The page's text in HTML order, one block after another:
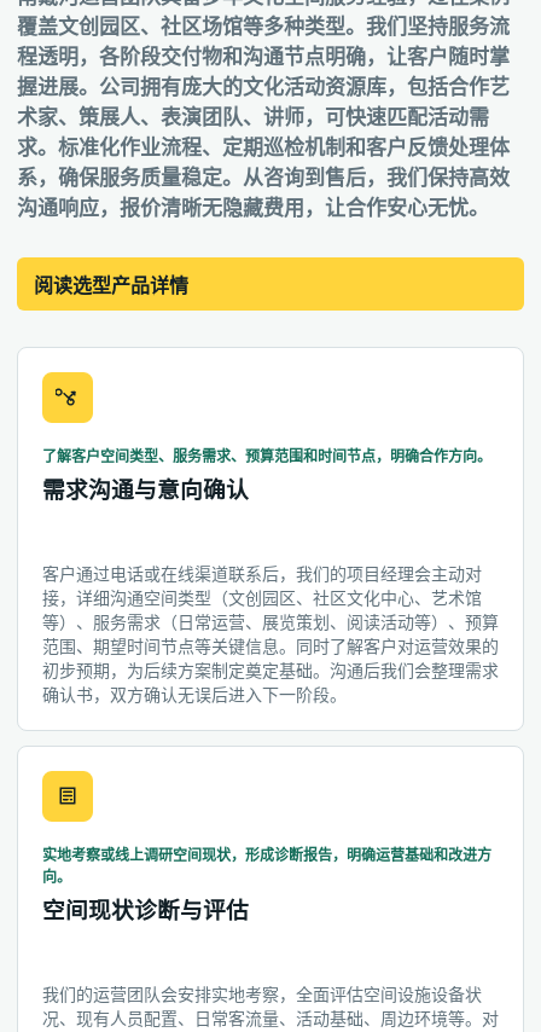
覆盖文创园区、社区场馆等多种类型。我们坚持服务流
程透明，各阶段交付物和沟通节点明确，让客户随时掌
握进展。公司拥有庞大的文化活动资源库，包括合作艺
术家、策展人、表演团队、讲师，可快速匹配活动需
求。标准化作业流程、定期巡检机制和客户反馈处理体
系，确保服务质量稳定。从咨询到售后，我们保持高效
沟通响应，报价清晰无隐藏费用，让合作安心无忧。
阅读选型产品详情
了解客户空间类型、服务需求、预算范围和时间节点，明确合作方向。
需求沟通与意向确认
客户通过电话或在线渠道联系后，我们的项目经理会主动对
接，详细沟通空间类型（文创园区、社区文化中心、艺术馆
等）、服务需求（日常运营、展览策划、阅读活动等）、预算
范围、期望时间节点等关键信息。同时了解客户对运营效果的
初步预期，为后续方案制定奠定基础。沟通后我们会整理需求
确认书，双方确认无误后进入下一阶段。
实地考察或线上调研空间现状，形成诊断报告，明确运营基础和改进方
向。
空间现状诊断与评估
我们的运营团队会安排实地考察，全面评估空间设施设备状
况、现有人员配置、日常客流量、活动基础、周边环境等。对